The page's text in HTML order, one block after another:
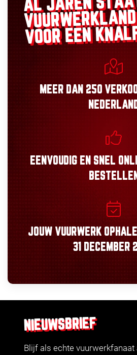
VOOR EEN
MEER DAN 250
EENVOUDIGEN SNEL
BESTELLEN
JOUW VUURWERK
31 DECEMBER
NIEUWSBRIEF
Blijf als echte vuurwerkfanaat